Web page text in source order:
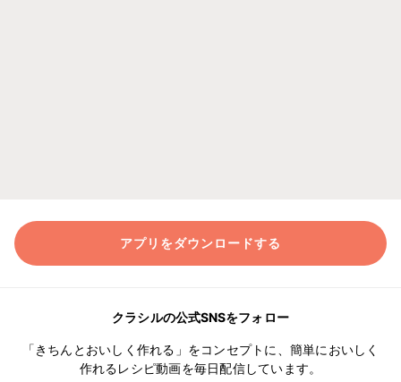
アプリをダウンロードする
クラシルの公式SNSをフォロー
「きちんとおいしく作れる」をコンセプトに、簡単においしく
作れるレシピ動画を毎日配信しています。